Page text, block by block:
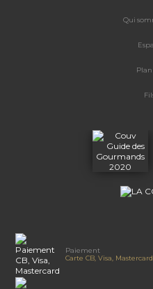
Qui
Plan
Paiement
Carte CB, Visa, Mastercard